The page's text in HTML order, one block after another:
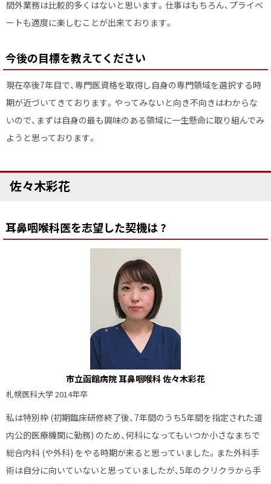
間外業務は比較的多くはないと思います。仕事はもちろん、プライベ
ートも適度に楽しむことが出来ております。
今後の目標を教えてください
現在卒後7年目で、専門医資格を取得し自身の専門領域を選択する時
期が近づいてきております。やってみないと向き不向きはわからな
いので、まずは自身の最も興味のある領域に一生懸命に取り組んでみ
ようと思っております。
ト
に
佐々木彩花
耳鼻咽喉科医を志望した契機は ?
市立函館病院 耳鼻咽喉科 佐々木彩花
札幌医科大学 2014年卒
私は特別枠 (初期臨床研修終了後、7年間のうち5年間を指定された道
内公的医療機関に勤務) のため、何科になってもいつか小さなまちで
総合内科 (や外科) をやる時期が来ると思っていました。また外科手
術は自分に向いていないと思っていましたが、5年のクリクラから手